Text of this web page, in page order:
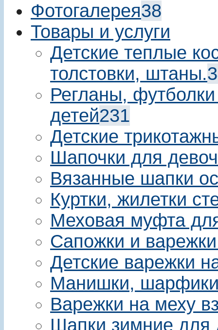
Фотогалерея38
Товары и услуги
Детские теплые
толстовки, штаны.
Регланы,
детей231
Детские
Шапочки для
Вязанные шапки
Куртки, жилетки
Меховая муфта
Сапожки и
Детские варежки
Манишки,
Варежки на меху
Шапки зимние для